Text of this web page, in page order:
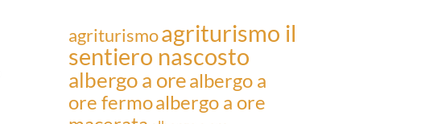
agriturismoagriturismo il
sentiero nascosto
albergo a orealbergo a
ore fermoalbergo a ore